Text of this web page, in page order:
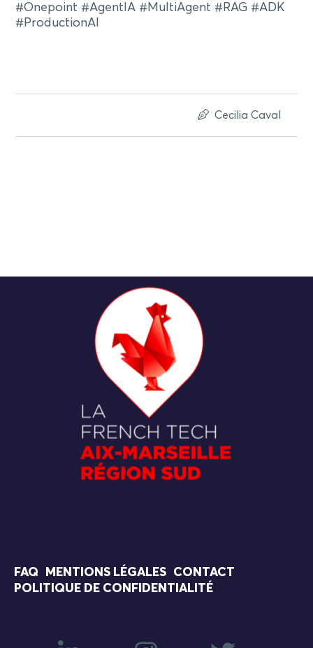
#Onepoint #AgentIA #MultiAgent #RAG #ADK
#ProductionAI
Cecilia Caval
FAQ MENTIONS LÉGALES
CONTACT
POLITIQUE DE CONFIDENTIALITÉ